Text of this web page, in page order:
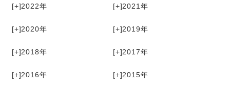
[+]2022 [+]2021
[+]2020 [+]2019
[+]2018 [+]2017
[+]2016 [+]2015